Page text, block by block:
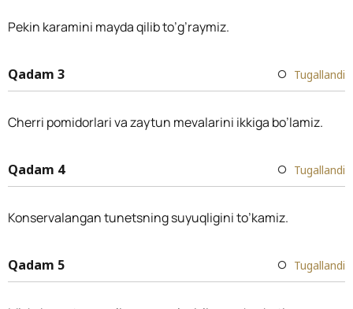
Pekin karamini mayda qilib to’g’raymiz.
Qadam 3 Tugallandi
Cherri pomidorlari va zaytun mevalarini ikkiga bo’lamiz.
Qadam 4 Tugallandi
Konservalangan tunetsning suyuqligini to’kamiz.
Qadam 5 Tugallandi